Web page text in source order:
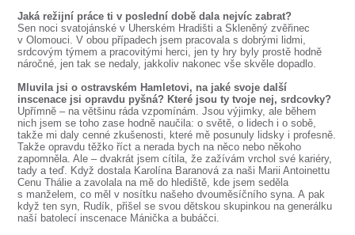
Jaká režijní práce ti v poslední době dala nejvíc zabrat?
Sen noci svatojánské v Uherském Hradišti a Skleněný zvěřinec
v Olomouci. V obou případech jsem pracovala s dobrými lidmi,
srdcovým týmem a pracovitými herci, jen ty hry byly prostě hodně
náročné, jen tak se nedaly, jakkoliv nakonec vše skvěle dopadlo.
Mluvila jsi o ostravském Hamletovi, na jaké svoje další
inscenace jsi opravdu pyšná? Které jsou ty tvoje nej, srdcovky?
Upřímně – na většinu ráda vzpomínám. Jsou výjimky, ale během
nich jsem se toho zase hodně naučila: o světě, o lidech i o sobě,
takže mi daly cenné zkušenosti, které mě posunuly lidsky i profesně.
Takže opravdu těžko říct a nerada bych na něco nebo někoho
zapomněla. Ale – dvakrát jsem cítila, že zažívám vrchol své kariéry,
tady a teď. Když dostala Karolína Baranová za naši Marii Antoinettu
Cenu Thálie a zavolala na mě do hlediště, kde jsem seděla
s manželem, co měl v nosítku našeho dvouměsíčního syna. A pak
když ten syn, Rudík, přišel se svou dětskou skupinkou na generálku
naší batolecí inscenace Mánička a bubáčci.